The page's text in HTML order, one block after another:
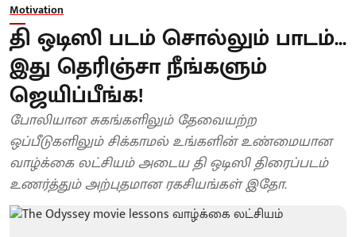
Motivation
தி ஒடிஸி படம் சொல்லும் பாடம்...
இது தெரிஞ்சா நீங்களும்
ஜெயிப்பீங்க!
போலியான சுகங்களிலும் தேவையற்ற
ஒப்பீடுகளிலும் சிக்காமல் உங்களின் உண்மையான
வாழ்க்கை லட்சியம் அடைய தி ஒடிஸி திரைப்படம்
உணர்த்தும் அற்புதமான ரகசியங்கள் இதோ.